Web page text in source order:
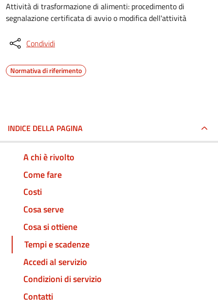
Attività di trasformazione di alimenti: procedimento di
segnalazione certificata di avvio o modifica dell'attività
Condividi
Normativa di riferimento
INDICE DELLA PAGINA
A chi è rivolto
Come fare
Costi
Cosa serve
Cosa si ottiene
Tempi e scadenze
Accedi al servizio
Condizioni di servizio
Contatti